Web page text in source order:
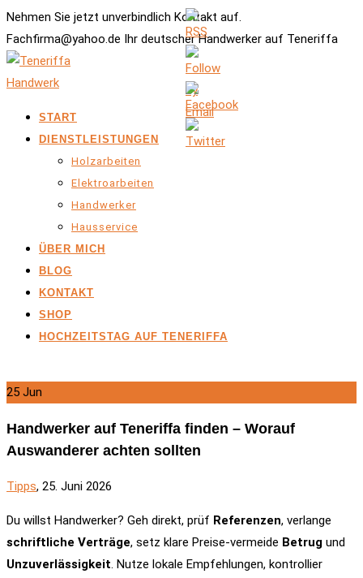
Nehmen Sie jetzt unverbindlich Kontakt auf.
Fachfirma@yahoo.de Ihr deutscher Handwerker auf Teneriffa
START
DIENSTLEISTUNGEN
Holzarbeiten
Elektroarbeiten
Handwerker
Hausservice
ÜBER MICH
BLOG
KONTAKT
SHOP
HOCHZEITSTAG AUF TENERIFFA
25 Jun
Handwerker auf Teneriffa finden – Worauf
Auswanderer achten sollten
Tipps, 25. Juni 2026
Du willst Handwerker? Geh direkt, prüf Referenzen, verlange
schriftliche Verträge, setz klare Preise-vermeide Betrug und
Unzuverlässigkeit. Nutze lokale Empfehlungen, kontrollier